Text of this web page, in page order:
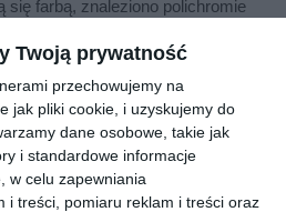
Twoją prywatność
przechowujemy na
jak pliki cookie, i uzyskujemy do
dane osobowe, takie jak
i standardowe informacje
w celu zapewniania
i treści, pomiaru reklam i treści oraz
się farbą, znaleziono polichromie
i piętrze budynku. - Odkryte na
są dość wprawnie
kunszt autora, podobnie jak
plafonami znajdujące się na I